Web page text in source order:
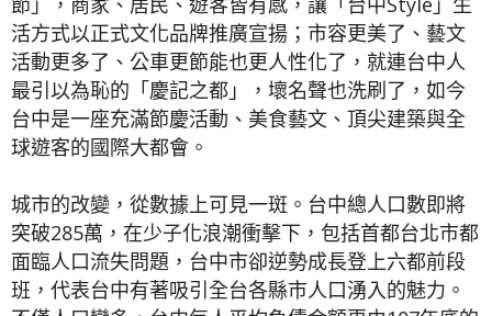
活方式以正式文化品牌推廣宣揚；市容更美了、藝文
活動更多了、公車更節能也更人性化了，就連台中人
最引以為恥的「慶記之都」，壞名聲也洗刷了，如今
台中是一座充滿節慶活動、美食藝文、頂尖建築與全
球遊客的國際大都會。
城市的改變，從數據上可見一斑。台中總人口數即將
突破285萬，在少子化浪潮衝擊下，包括首都台北市都
面臨人口流失問題，台中市卻逆勢成長登上六都前段
班，代表台中有著吸引全台各縣市人口湧入的魅力。